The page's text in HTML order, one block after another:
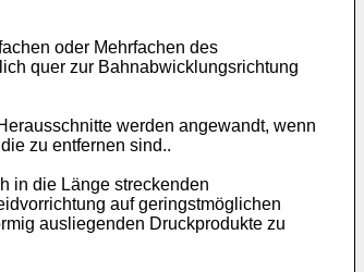
oder Mehrfachen des
quer zur Bahnabwicklungsrichtung
werden angewandt, wenn
zu entfernen sind..
in die Länge streckenden
auf geringstmöglichen
ausliegenden Druckprodukte zu